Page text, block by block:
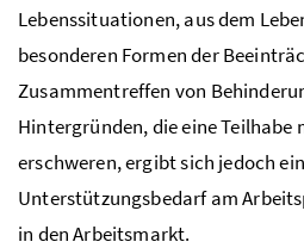
Lebenssituationen, aus dem
besonderen Formen der
Zusammentreffen von
Hintergründen, die eine Teilhabe
erschweren, ergibt sich jedoch
Unterstützungsbedarf am
in den Arbeitsmarkt.